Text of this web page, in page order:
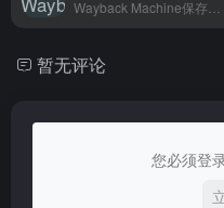
暂无评论
您必须登